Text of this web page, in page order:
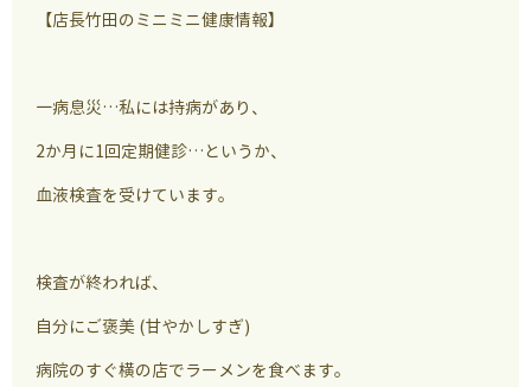
【店長竹田のミニミニ健康情報】
一病息災…私には持病があり、
2か月に1回定期健診…というか、
血液検査を受けています。
検査が終われば、
自分にご褒美 (甘やかしすぎ)
病院のすぐ横の店でラーメンを食べます。